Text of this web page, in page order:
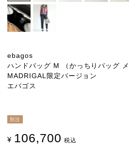
ebagos
ハンドバッグ M （かっちりバッグ
MADRIGAL限定バージョン
エバゴス
別注
¥ 106,700 税込